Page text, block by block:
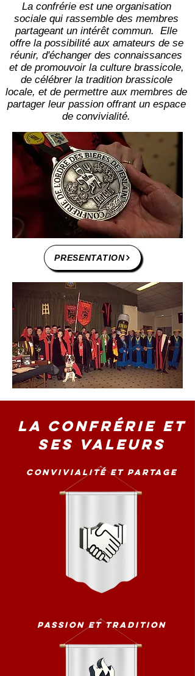
La confrérie est une organisation
sociale qui rassemble des membres
partageant un intérêt commun. Elle
offre la possibilité aux amateurs de se
réunir, d'échanger des connaissances
et de promouvoir la culture brassicole,
de célébrer la tradition brassicole
locale, et de permettre aux membres de
partager leur passion offrant un espace
de convivialité.
PRESENTATION
La confrérie et
ses valeurs
Convivialité et partage
Passion et tradition